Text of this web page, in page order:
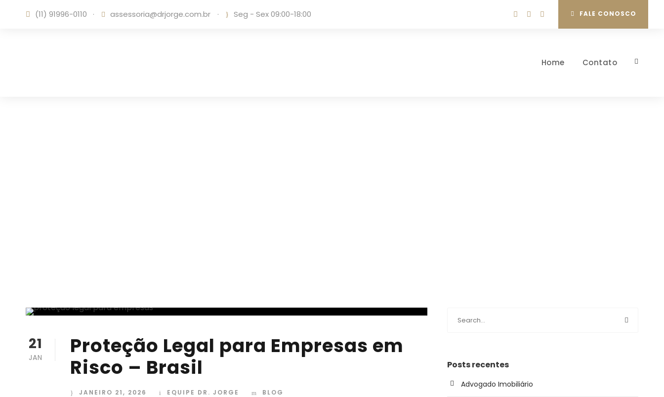
(11) 91996-0110 · assessoria@drjorge.com.br · Seg - Sex 09:00-18:00 FALE CONOSCO
Home Contato
21
JAN
Proteção Legal para Empresas em
Risco – Brasil
JANEIRO 21, 2026 EQUIPE DR. JORGE BLOG
Posts recentes
Advogado Imobiliário